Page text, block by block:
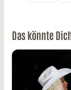
Das könnte